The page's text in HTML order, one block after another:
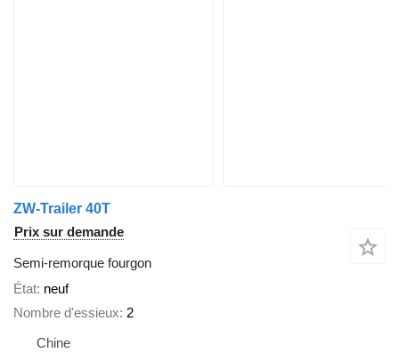
ZW-Trailer 40T
Prix sur demande
Semi-remorque fourgon
État neuf
Nombre d'essieux 2
Chine